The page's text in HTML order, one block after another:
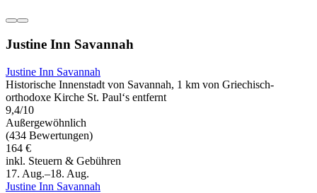
Justine Inn Savannah
Justine Inn Savannah
Historische Innenstadt von Savannah, 1 km von Griechisch-
orthodoxe Kirche St. Paul‘s entfernt
9,4/10
Außergewöhnlich
(434 Bewertungen)
164 €
inkl. Steuern & Gebühren
17. Aug.–18. Aug.
Justine Inn Savannah